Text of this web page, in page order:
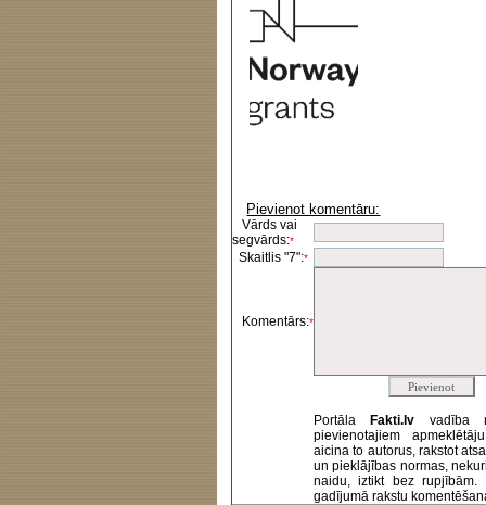
Pievienot komentāru:
Vārds vai
segvārds:*
Skaitlis "7":*
Komentārs:*
Portāla Fakti.lv vadība
pievienotajiem
aicina to autorus, rakstot
un pieklājības normas,
naidu, iztikt bez rupjībām.
gadījumā rakstu